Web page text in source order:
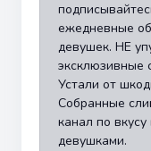
ежедневные
девушек. НЕ
эксклюзивные
Устали от
Собранные
канал по
девушками.